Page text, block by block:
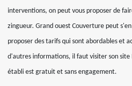
interventions, on peut vous proposer de
zingueur. Grand ouest Couverture peut
proposer des tarifs qui sont abordables et
d'autres informations, il faut visiter son site
établi est gratuit et sans engagement.